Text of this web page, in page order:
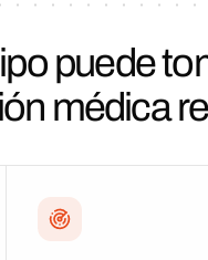
puede
médica